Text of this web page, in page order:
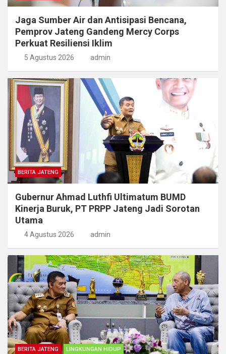
Jaga Sumber Air dan Antisipasi Bencana,
Pemprov Jateng Gandeng Mercy Corps
Perkuat Resiliensi Iklim
5 Agustus 2026 admin
BERITA JATENG
Gubernur Ahmad Luthfi Ultimatum BUMD
Kinerja Buruk, PT PRPP Jateng Jadi Sorotan
Utama
4 Agustus 2026 admin
BERITA JATENG LINGKUNGAN HIDUP